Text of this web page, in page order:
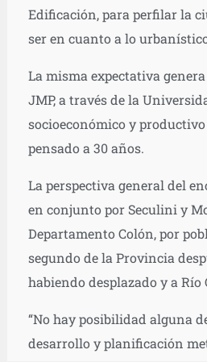
Edificación, para perfilar la
ser en cuanto a lo
La misma expectativa
JMP, a través de la
socioeconómico y
pensado a 30 años.
La perspectiva general del
en conjunto por Seculini y
Departamento Colón, por
segundo de la Provincia
habiendo desplazado y a Río
“No hay posibilidad alguna
desarrollo y planificación